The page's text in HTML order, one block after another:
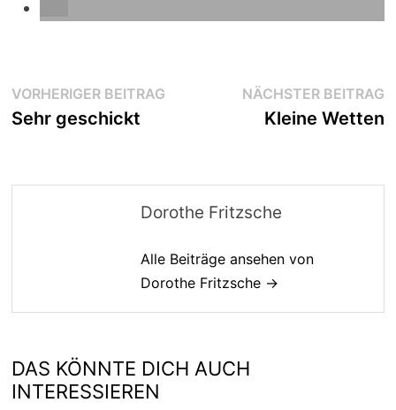
Beitragsnavigation
VORHERIGER BEITRAG Vorheriger
Sehr geschickt
NÄCHSTER BEITRAG
Kleine Wetten
Dorothe Fritzsche
Alle Beiträge ansehen von
Dorothe Fritzsche →
DAS KÖNNTE DICH AUCH
INTERESSIEREN